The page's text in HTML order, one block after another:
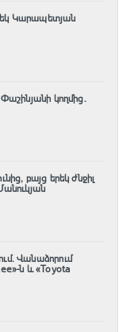
Կարապետյան
կողմից․
բայց երեկ ժնջիլ
Վանաձորում
ն և «Toyota